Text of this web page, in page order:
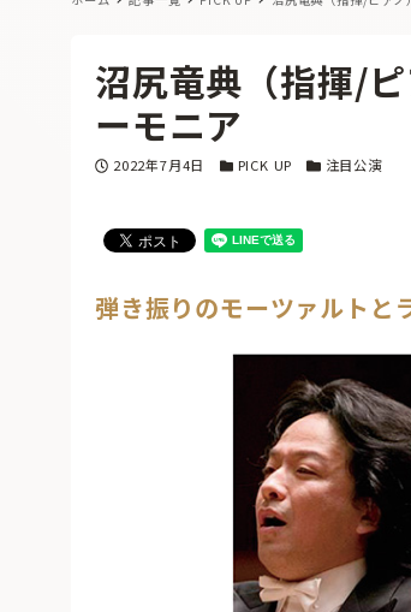
沼尻竜典（指揮/
ーモニア
投稿日
2022年7月4日 カテゴリー
PICK UP カテゴリー
注目公演
弾き振りのモーツァルトと